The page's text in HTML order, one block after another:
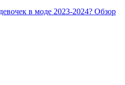
в моде 2023-2024? Обзор